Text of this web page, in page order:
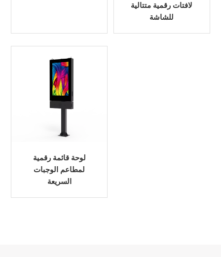
لافتات رقمية متتالية
للشاشة
لوحة قائمة رقمية
لمطاعم الوجبات
السريعة